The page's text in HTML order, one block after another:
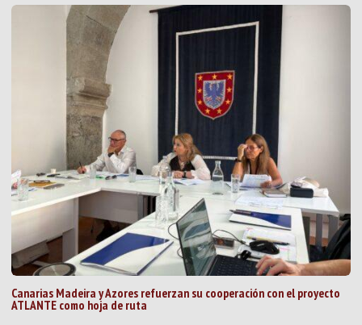
Canarias Madeira y Azores refuerzan su cooperación con el proyecto
ATLANTE como hoja de ruta